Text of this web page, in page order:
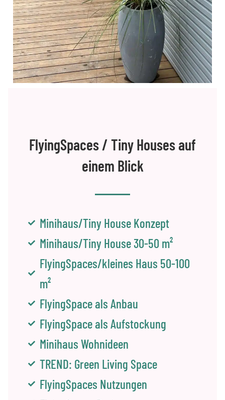
FlyingSpaces / Tiny Houses auf
einem Blick
Minihaus/Tiny House Konzept
Minihaus/Tiny House 30-50 m²
FlyingSpaces/kleines Haus 50-100
m²
FlyingSpace als Anbau
FlyingSpace als Aufstockung
Minihaus Wohnideen
TREND: Green Living Space
FlyingSpaces Nutzungen